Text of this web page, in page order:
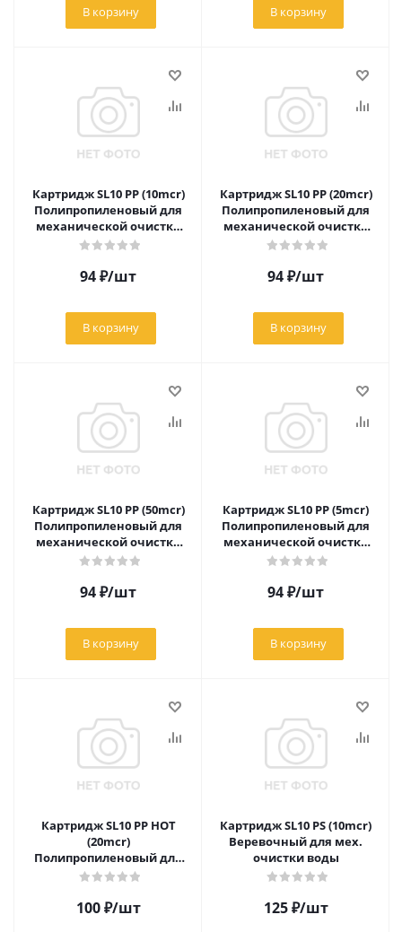
В корзину В корзину
Картридж SL10 РР (10mcr)
Полипропиленовый для
механической очистки
воды
94₽/шт
В корзину
Картридж SL10 РР (20mcr)
Полипропиленовый для
механической очистки
воды
94₽/шт
В корзину
Картридж SL10 РР (50mcr)
Полипропиленовый для
механической очистки
воды
94₽/шт
В корзину
Картридж SL10 РР (5mcr)
Полипропиленовый для
механической очистки
воды
94₽/шт
В корзину
Картридж SL10 РР HOT
(20mcr)
Полипропиленовый для
мех. очистки горячей
100₽/шт
Картридж SL10 РS (10mcr)
Веревочный для мех.
очистки воды
125₽/шт